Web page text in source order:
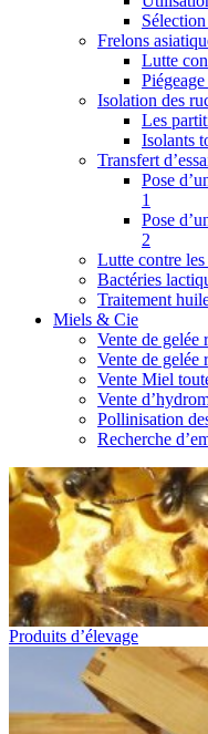
Frelons
Lutte
Isolation des
Les
Isolants
Transfert
Pose
1
Pose
2
Lutte contre les
Bactéries
Traitement
Miels & Cie
Vente de gelée
Vente de
Vente Miel
Vente
Pollinisation
Recherche
Produits d’élevage